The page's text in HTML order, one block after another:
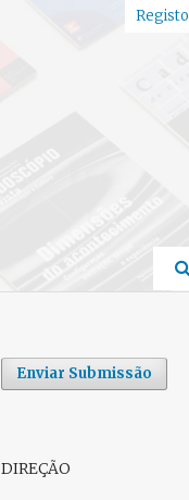
Registo
Enviar Submissão
DIREÇÃO